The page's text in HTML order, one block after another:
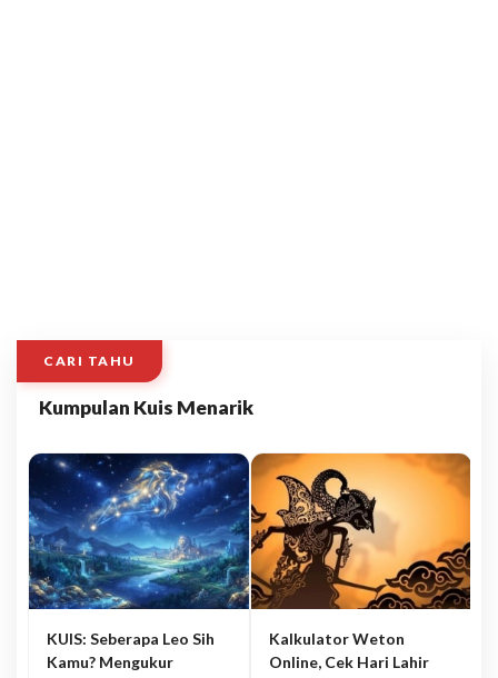
CARI TAHU
Kumpulan Kuis Menarik
KUIS: Seberapa Leo Sih
Kamu? Mengukur
Kalkulator Weton
Online, Cek Hari Lahir